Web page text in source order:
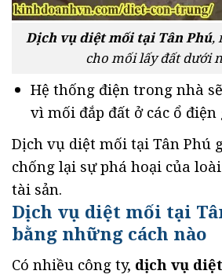
Dịch vụ diệt mối tại Tân Phú,
cho mối lấy đất dưới
Hệ thống điện trong nhà
vì mối đắp đất ở các ổ
Dịch vụ diệt mối tại Tân Phú
chống lại sự phá hoại của
tài sản.
Dịch vụ diệt mối tại
bằng những cách nào
Có nhiều công ty, dịch vụ